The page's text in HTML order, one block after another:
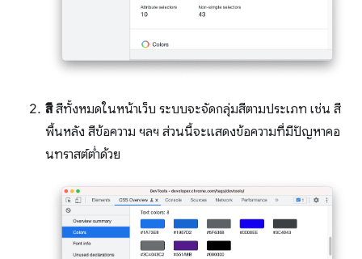
สีสีทั้งหมดในหน้าเว็บ ระบบจะจัดกลุ่มสีตามประเภท เช่น สี
พื้นหลัง สีข้อความ ฯลฯ ส่วนนี้จะแสดงข้อความที่มีปัญหาคอ
นทราสต์ต่ำด้วย